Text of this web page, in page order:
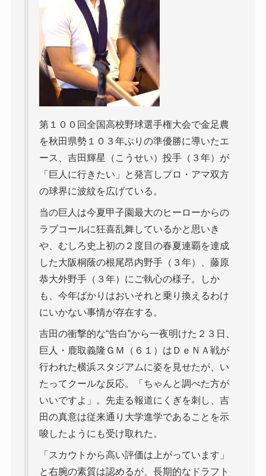
第１００回全国高校野球選手権大会で金足農
を秋田県勢１０３年ぶりの準優勝に導いたエ
ース、吉田輝星（こうせい）投手（３年）が
「巨人に行きたい」と発言しプロ・アマ双方
の球界に波紋を広げている。
当の巨人は今夏甲子園最大のヒーローからの
ラブコールに狂喜乱舞しているかと思いき
や、むしろ史上初の２度目の春夏連覇を達成
した大阪桐蔭の根尾昂内野手（３年）、藤原
恭大外野手（３年）にご執心の様子。しか
も、今年ばかりはおいそれと乗り換えるわけ
にいかない事情が存在する。
吉田の衝撃的な“告白”から一夜明けた２３日、
巨人・鹿取義隆ＧＭ（６１）はＤｅＮＡ戦が
行われた横浜スタジアムに姿を見せたが、い
たってクールな反応。「ちゃんと調べた方が
いいですよ」。先走る報道にくぎを刺し、吉
田の真意は従来通り大学進学であることを示
唆したようにも受け取れた。
「スカウトから高い評価は上がっています」
と右腕の素質は認めるが、長期的なドラフト